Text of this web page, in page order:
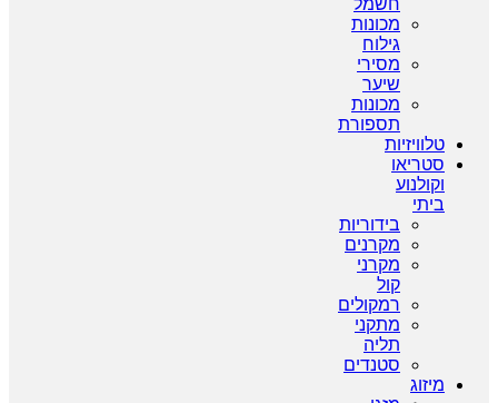
מכונות
גילוח
מסירי
שיער
מכונות
תספורת
טלוויזיות
סטריאו
וקולנוע
ביתי
בידוריות
מקרנים
מקרני
קול
רמקולים
מתקני
תליה
סטנדים
מיזוג